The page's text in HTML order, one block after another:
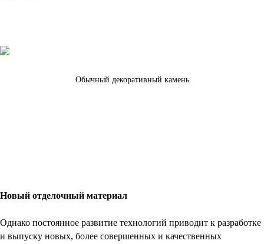
Обычный декоративный камень
Новый отделочный материал
Однако постоянное развитие технологий приводит к разработке
и выпуску новых, более совершенных и качественных